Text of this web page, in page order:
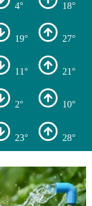
4° 18°
19° 27°
11° 21°
2° 10°
23° 28°